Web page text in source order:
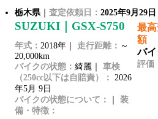
栃木県｜ 査定依頼日： 2025年9月29日
SUZUKI｜GSX-S750
年式： 2018年｜ 走行距離： ～
20,000km
バイクの状態： 綺麗｜ 車検
（250cc以下は自賠責）： 2026
年5月 9日
バイクの状態について：
装
備・特徴：
最
額
バ
評価